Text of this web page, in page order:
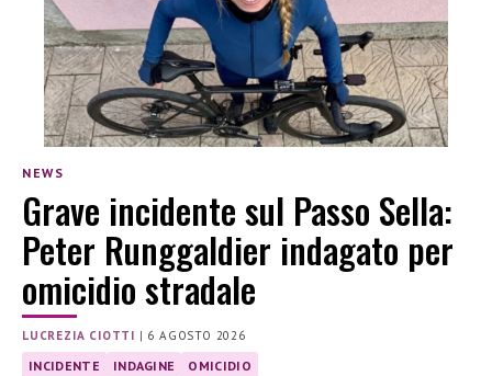
NEWS
Grave incidente sul Passo Sella:
Peter Runggaldier indagato per
omicidio stradale
LUCREZIA CIOTTI | 6 AGOSTO 2026
INCIDENTE INDAGINE OMICIDIO